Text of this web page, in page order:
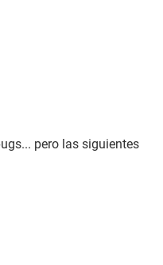
pero las siguientes